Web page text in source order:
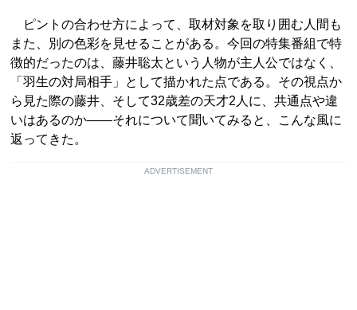
ピントの合わせ方によって、取材対象を取り囲む人間も
また、別の色彩を見せることがある。今回の特集番組で特
徴的だったのは、藤井聡太という人物が主人公ではなく、
「羽生の対局相手」として描かれた点である。その視点か
ら見た際の藤井、そして32歳差の天才2人に、共通点や違
いはあるのか――それについて聞いてみると、こんな風に
返ってきた。
ADVERTISEMENT